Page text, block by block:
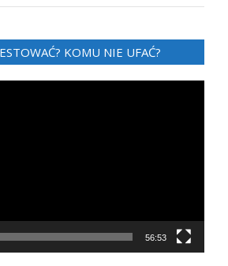
KOMU NIE UFAĆ?
56:53